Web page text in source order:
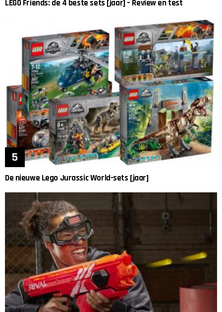
LEGO Friends: de 4 beste sets [jaar] – Review en test
De nieuwe Lego Jurassic World-sets [jaar]